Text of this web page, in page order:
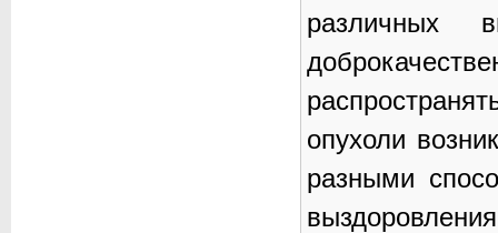
различных
опухоли
разными